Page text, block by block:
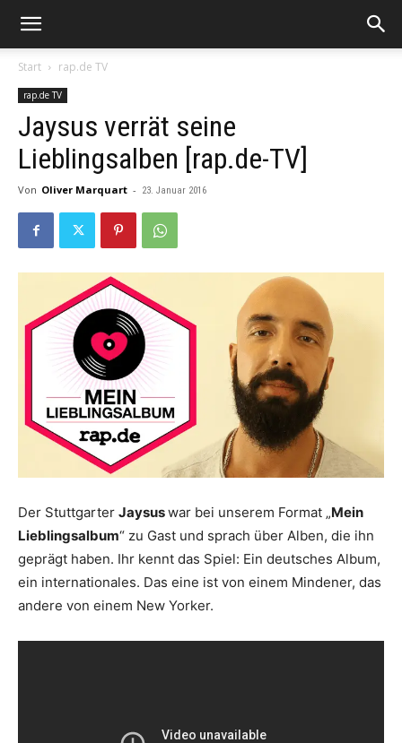
Start rap.de TV
rap.de TV
Jaysus verrät seine
Lieblingsalben [rap.de-TV]
Von Oliver Marquart - 23. Januar 2016
Der Stuttgarter Jaysuswar bei unserem Format „Mein
Lieblingsalbum“ zu Gast und sprach über Alben, die ihn
geprägt haben. Ihr kennt das Spiel: Ein deutsches Album,
ein internationales. Das eine ist von einem Mindener, das
andere von einem New Yorker.